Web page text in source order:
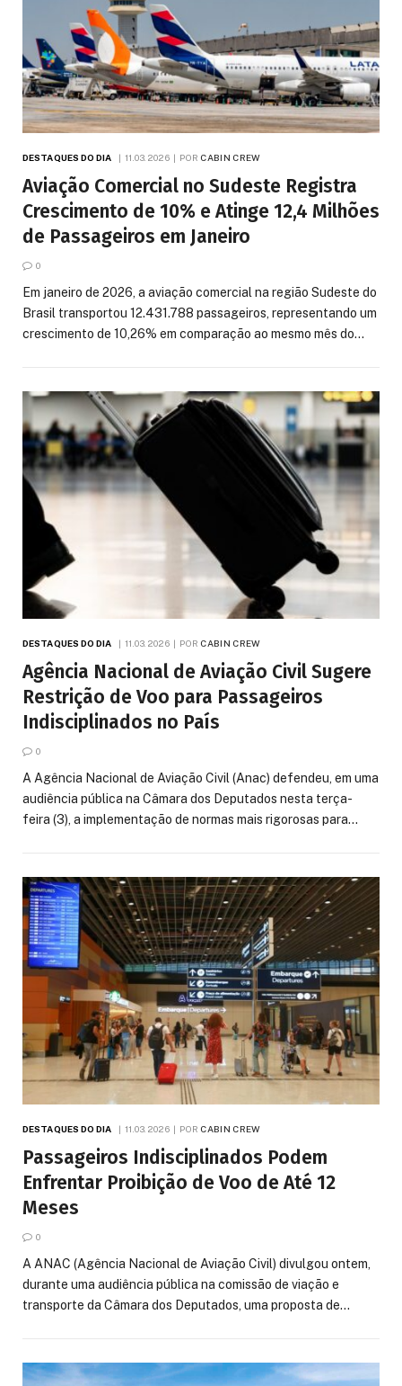
DESTAQUES DO DIA 11.03.2026 POR CABIN CREW
Aviação Comercial no Sudeste Registra
Crescimento de 10% e Atinge 12,4 Milhões
de Passageiros em Janeiro
0
Em janeiro de 2026, a aviação comercial na região Sudeste do
Brasil transportou 12.431.788 passageiros, representando um
crescimento de 10,26% em comparação ao mesmo mês do…
DESTAQUES DO DIA 11.03.2026 POR CABIN CREW
Agência Nacional de Aviação Civil Sugere
Restrição de Voo para Passageiros
Indisciplinados no País
0
A Agência Nacional de Aviação Civil (Anac) defendeu, em uma
audiência pública na Câmara dos Deputados nesta terça-
feira (3), a implementação de normas mais rigorosas para…
DESTAQUES DO DIA 11.03.2026 POR CABIN CREW
Passageiros Indisciplinados Podem
Enfrentar Proibição de Voo de Até 12
Meses
0
A ANAC (Agência Nacional de Aviação Civil) divulgou ontem,
durante uma audiência pública na comissão de viação e
transporte da Câmara dos Deputados, uma proposta de…